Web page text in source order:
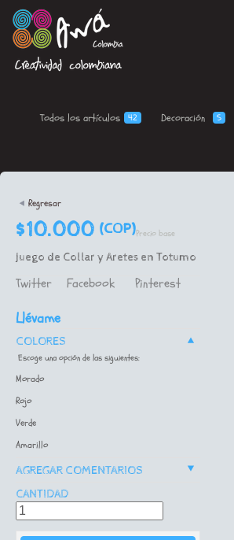
Todos losartículos 42 Decoración 5
< Regresar
$10.000 (COP)Precio base
Juego de Collar y Aretes en Totumo
Twitter Facebook Pinterest
Llévame
COLORES ^
Escoge una opción de las siguientes:
Morado
Rojo
Verde
Amarillo
AGREGAR COMENTARIOS v
CANTIDAD